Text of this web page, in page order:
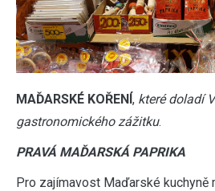
MAĎARSKÉ KOŘENÍ, které doladí
gastronomického zážitku.
PRAVÁ MAĎARSKÁ PAPRIKA
Pro zajímavost Maďarské kuchyně